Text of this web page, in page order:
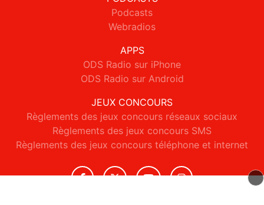
Podcasts
Webradios
APPS
ODS Radio sur iPhone
ODS Radio sur Android
JEUX CONCOURS
Règlements des jeux concours réseaux sociaux
Règlements des jeux concours SMS
Règlements des jeux concours téléphone et internet